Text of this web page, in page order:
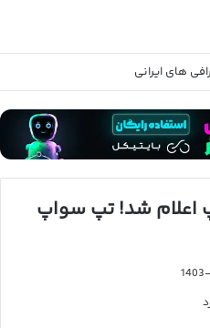
های ایرانی
اعلام شد! تپ سواپ